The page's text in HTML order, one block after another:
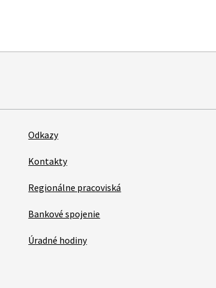
Odkazy
Kontakty
Regionálne pracoviská
Bankové spojenie
Úradné hodiny